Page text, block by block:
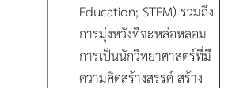
Education; STEM) รวมถึง
การมุ่งหวังที่จะหล่อหลอม
การเป็นนักวิทยาศาสตร์ที่มี
ความคิดสร้างสรรค์ สร้าง